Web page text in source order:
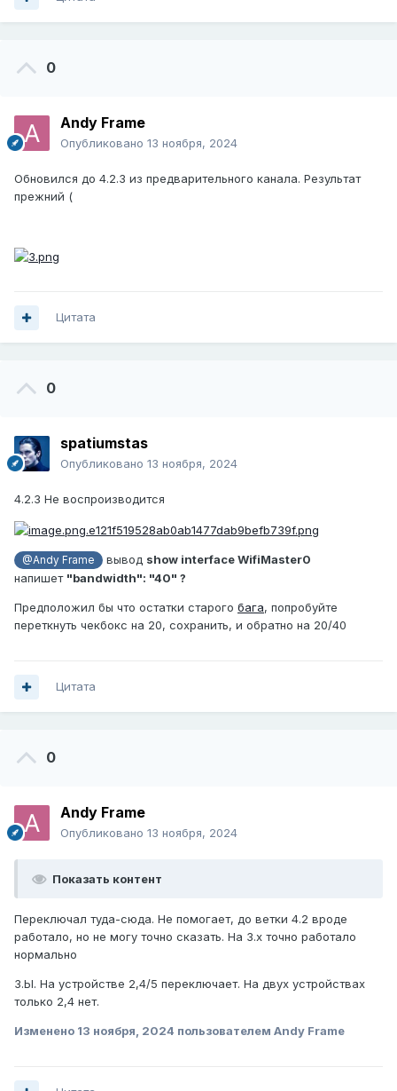
0
Andy Frame
Опубликовано 13 ноября, 2024
Обновился до 4.2.3 из предварительного канала. Результат
прежний (
Цитата
0
spatiumstas
Опубликовано 13 ноября, 2024
4.2.3 Не воспроизводится
@Andy Frame вывод show interface WifiMaster0
напишет "bandwidth": "40" ?
Предположил бы что остатки старого бага, попробуйте
переткнуть чекбокс на 20, сохранить, и обратно на 20/40
Цитата
0
Andy Frame
Опубликовано 13 ноября, 2024
Показать контент
Переключал туда-сюда. Не помогает, до ветки 4.2 вроде
работало, но не могу точно сказать. На 3.х точно работало
нормально
З.Ы. На устройстве 2,4/5 переключает. На двух устройствах
только 2,4 нет.
Изменено 13 ноября, 2024 пользователем Andy Frame